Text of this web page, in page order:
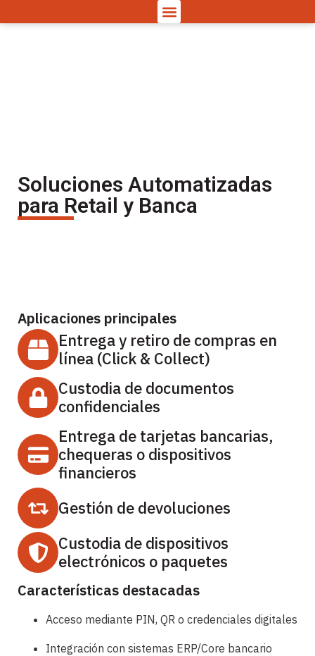
Soluciones Automatizadas
para Retail y Banca
Aplicaciones principales
Entrega y retiro de compras en
línea (Click & Collect)
Custodia de documentos
confidenciales
Entrega de tarjetas bancarias,
chequeras o dispositivos
financieros
Gestión de devoluciones
Custodia de dispositivos
electrónicos o paquetes
Características destacadas
Acceso mediante PIN, QR o credenciales digitales
Integración con sistemas ERP/Core bancario